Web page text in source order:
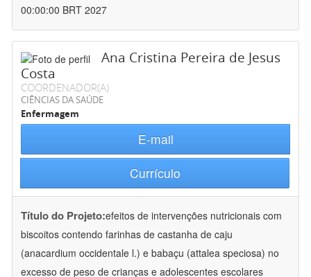
00:00:00 BRT 2027
Ana Cristina Pereira de Jesus
Costa
COORDENADOR(A)
CIÊNCIAS DA SAÚDE
Enfermagem
E-mail
Currículo
Título do Projeto:efeitos de intervenções nutricionais com
biscoitos contendo farinhas de castanha de caju
(anacardium occidentale l.) e babaçu (attalea speciosa) no
excesso de peso de crianças e adolescentes escolares